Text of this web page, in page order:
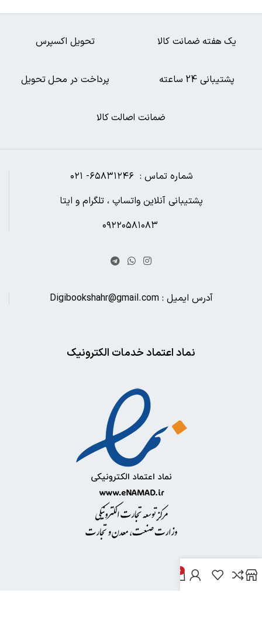
ضمانت اصالت کالا
پرداخت در محل تحویل پشتیبانی 24 ساعته
تحویل اکسپرس یک هفته ضمانت کالا
شماره تماس : ۶۵۸۳۱۲۴۶- ۰۲۱
پشتیبانی آنلاین واتساپ ، تلگرام و ایتا
آدرس ایمیل : Digibookshahr@gmail.com
نماد اعتماد خدمات الکترونیک
0